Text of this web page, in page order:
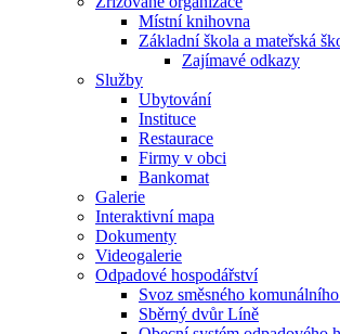
Místní knihovna
Základní škola a mateřská
Zajímavé odkazy
Služby
Ubytování
Instituce
Restaurace
Firmy v obci
Bankomat
Galerie
Interaktivní mapa
Dokumenty
Videogalerie
Odpadové hospodářství
Svoz směsného
Sběrný dvůr Líně